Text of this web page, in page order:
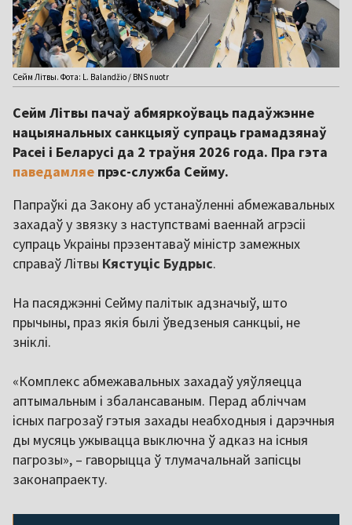
Сейм Літвы. Фота: L. Balandžio / BNS nuotr
Сейм Літвы пачаў абмяркоўваць падаўжэнне
нацыянальных санкцыяў супраць грамадзянаў
Расеі і Беларусі да 2 траўня 2026 года. Пра гэта
паведамляе прэс-служба Сейму.
Папраўкі да Закону аб устанаўленні абмежавальных
захадаў у звязку з наступствамі ваеннай агрэсіі
супраць Украіны прэзентаваў міністр замежных
справаў Літвы Кястуціс Будрыс.
На пасяджэнні Сейму палітык адзначыў, што
прычыны, праз якія былі ўведзеныя санкцыі, не
зніклі.
«Комплекс абмежавальных захадаў уяўляецца
аптымальным і збалансаваным. Перад абліччам
існых пагрозаў гэтыя захады неабходныя і дарэчныя
ды мусяць ужывацца выключна ў адказ на існыя
пагрозы», – гаворыцца ў тлумачальнай запісцы
законапраекту.